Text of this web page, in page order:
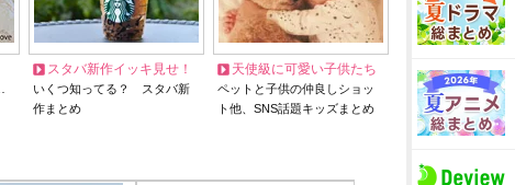
スタバ新作イッキ見せ！
いくつ知ってる？ スタバ新
作まとめ
天使級に可愛い子供たち
ペットと子供の仲良しショッ
ト他、SNS話題キッズまとめ